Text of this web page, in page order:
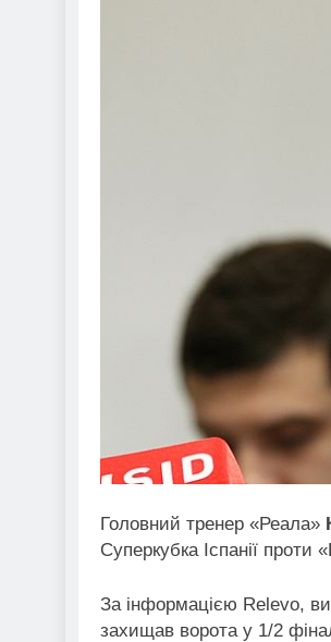
Головний тренер «Реала»
Суперкубка Іспанії проти
За інформацією Relevo,
захищав ворота у 1/2